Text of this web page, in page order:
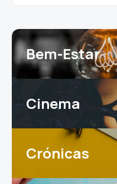
Bem-Estar
Cinema
Crónicas